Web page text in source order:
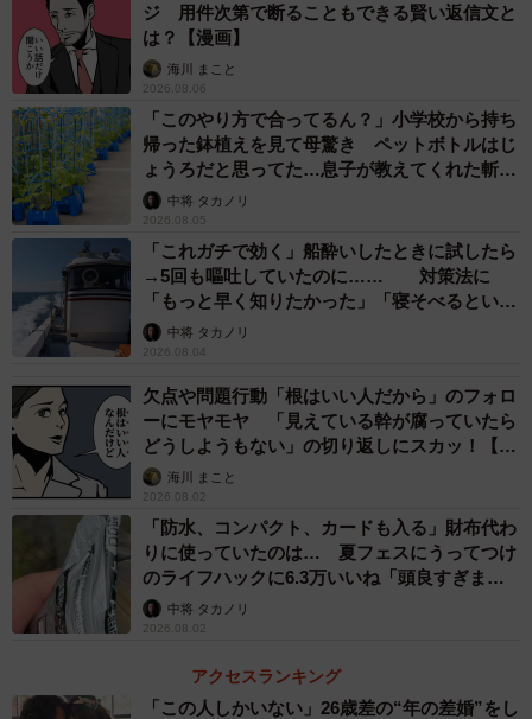
退店後や焚き火が終わったときに、臭いを落とすイメージ
で「バサバサ」と衣類を振ったり、手で叩いたりすると良
いそうです。
服についたBBQや焼肉の煙の臭いはなかなか取れない※画像はイメージ
です
は①か②の方法がおすすめだそうです。スッキリとまでは
いかないものの、洗えないものには③〜⑤を行うことで効
ジ 用件次第で断ることもできる賢い返信文と
は？【漫画】
海川 まこと
2026.08.06
「このやり方で合ってるん？」小学校から持ち
帰った鉢植えを見て母驚き ペットボトルはじ
ょうろだと思ってた…息子が教えてくれた斬新
な水やりとは
中将 タカノリ
2026.08.05
「これガチで効く」船酔いしたときに試したら
→5回も嘔吐していたのに…… 対策法に
「もっと早く知りたかった」「寝そべるといい
らしい」
中将 タカノリ
2026.08.04
欠点や問題行動「根はいい人だから」のフォロ
ーにモヤモヤ 「見えている幹が腐っていたら
どうしようもない」の切り返しにスカッ！【漫
画】海川 まこと
2026.08.02
「防水、コンパクト、カードも入る」財布代わ
りに使っていたのは… 夏フェスにうってつけ
のライフハックに6.3万いいね「頭良すぎま
す」中将 タカノリ
2026.08.02
アクセスランキング
「この人しかいない」26歳差の“年の差婚”をし